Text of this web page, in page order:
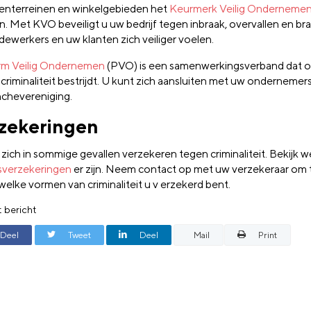
en winkelgebieden het Keurmerk Veilig
Met KVO beveiligt u uw bedrijf tegen inbraak, overvallen en
en uw klanten zich veiliger voelen.
Veilig Ondernemen (PVO) is een samenwerkingsverband dat
bestrijdt. U kunt zich aansluiten met uw
in sommige gevallen verzekeren tegen criminaliteit. Bekijk
er zijn. Neem contact op met uw verzekeraar
vormen van criminaliteit u v erzekerd bent.
bericht
Deel Tweet Deel Mail Print